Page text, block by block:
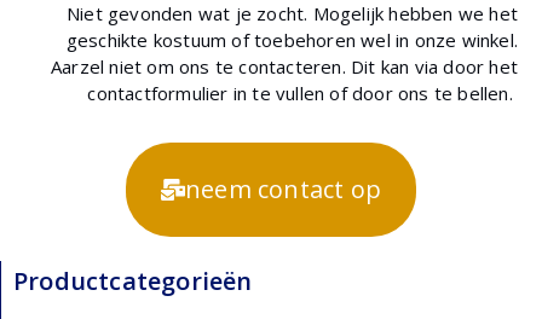
Niet gevonden wat je zocht. Mogelijk hebben we het
geschikte kostuum of toebehoren wel in onze winkel.
Aarzel niet om ons te contacteren. Dit kan via door het
contactformulier in te vullen of door ons te bellen.
neem contact op
Productcategorieën